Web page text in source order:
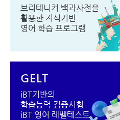
브리테니커 백과사전을
활용한 지식기반
영어 학습 프로그램
GELT
iBT기반의
학습능력 검증시험
iBT 영어 레벨테스트